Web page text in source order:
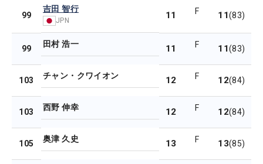
99
吉田 智行
JPN 11 F 11(83)
99 田村 浩一 11 F 11(83)
103 チャン・クワイオン 12 F 12(84)
103 西野 伸幸 12 F 12(84)
105 奥津 久史 13 F 13(85)